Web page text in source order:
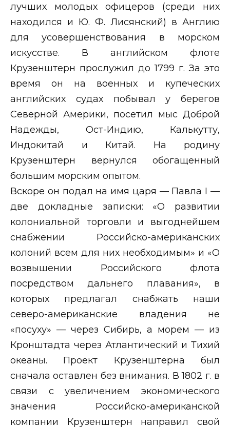
лучших молодых офицеров (среди них
находился и Ю. Ф. Лисянский) в Англию
для усовершенствования в морском
искусстве. В английском флоте
Крузенштерн прослужил до 1799 г. За это
время он на военных и купеческих
английских судах побывал у берегов
Северной Америки, посетил мыс Доброй
Надежды, Ост-Индию, Калькутту,
Индокитай и Китай. На родину
Крузенштерн вернулся обогащенный
большим морским опытом.
Вскоре он подал на имя царя — Павла I—
две докладные записки: «О развитии
колониальной торговли и выгоднейшем
снабжении Российско-американских
колоний всем для них необходимым» и «О
возвышении Российского флота
посредством дальнего плавания», в
которых предлагал снабжать наши
северо-американские владения не
«посуху» — через Сибирь, а морем — из
Кронштадта через Атлантический и Тихий
океаны. Проект Крузенштерна был
сначала оставлен без внимания. В 1802 г. в
связи с увеличением экономического
значения Российско-американской
компании Крузенштерн направил свой